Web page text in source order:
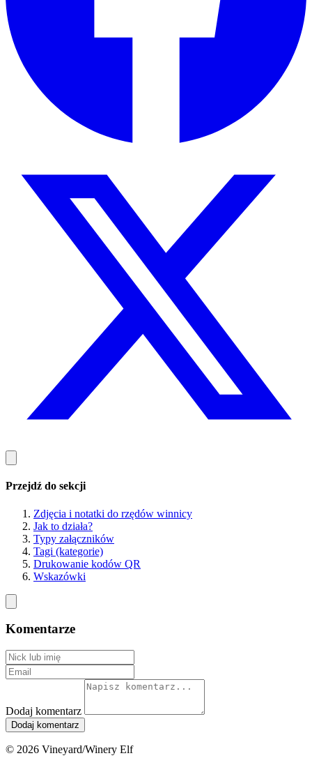
Przejdź do sekcji
Zdjęcia i notatki do rzędów winnicy
Jak to działa?
Typy załączników
Tagi (kategorie)
Drukowanie kodów QR
Wskazówki
Komentarze
Dodaj komentarz
© 2026 Vineyard/Winery Elf